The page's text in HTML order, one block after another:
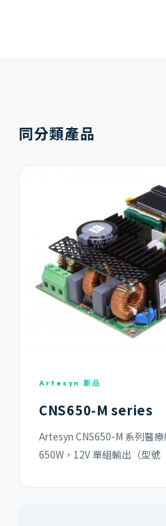
同分類產品
Artesyn 新品
CNS650-M series
Artesyn CNS650-M 系列醫療
650W，12V 單組輸出（型號